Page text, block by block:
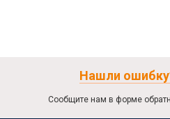
Нашли
Сообщите нам в форме